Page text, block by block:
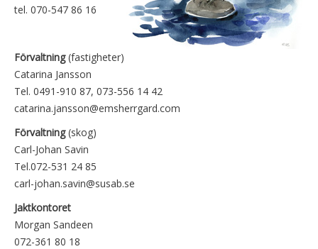
tel. 070-547 86 16
Förvaltning(fastigheter)
Catarina Jansson
Tel. 0491-910 87, 073-556 14 42
catarina.jansson@emsherrgard.com
Förvaltning(skog)
Carl-Johan Savin
Tel.072-531 24 85
carl-johan.savin@susab.se
Jaktkontoret
Morgan Sandeen
072-361 80 18